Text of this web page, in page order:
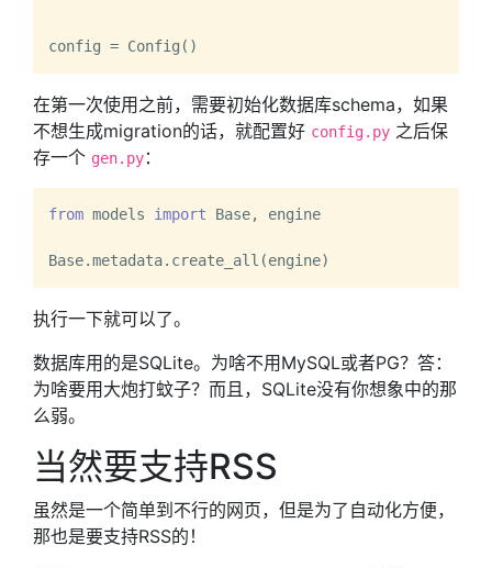
在第一次使用之前，需要初始化数据库schema，如果
不想生成migration的话，就配置好 config.py 之后保
存一个 gen.py：
from models import Base, engine
执行一下就可以了。
数据库用的是SQLite。为啥不用MySQL或者PG？答：
为啥要用大炮打蚊子？而且，SQLite没有你想象中的那
么弱。
当然要支持RSS
虽然是一个简单到不行的网页，但是为了自动化方便，
那也是要支持RSS的！